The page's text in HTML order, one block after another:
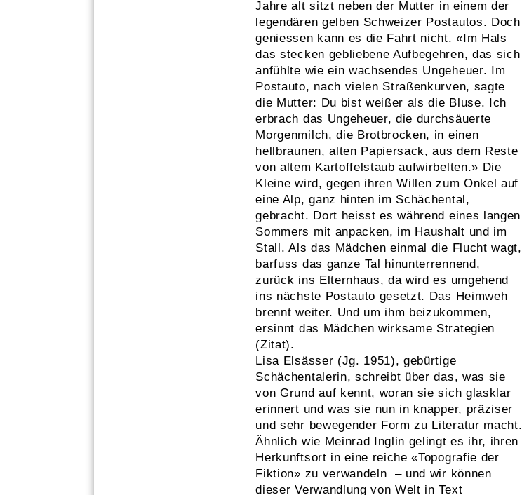
Jahre alt sitzt neben der Mutter in einem der
legendären gelben Schweizer Postautos. Doch
geniessen kann es die Fahrt nicht. «Im Hals
das stecken gebliebene Aufbegehren, das sich
anfühlte wie ein wachsendes Ungeheuer. Im
Postauto, nach vielen Straßenkurven, sagte
die Mutter: Du bist weißer als die Bluse. Ich
erbrach das Ungeheuer, die durchsäuerte
Morgenmilch, die Brotbrocken, in einen
hellbraunen, alten Papiersack, aus dem Reste
von altem Kartoffelstaub aufwirbelten.» Die
Kleine wird, gegen ihren Willen zum Onkel auf
eine Alp, ganz hinten im Schächental,
gebracht. Dort heisst es während eines langen
Sommers mit anpacken, im Haushalt und im
Stall. Als das Mädchen einmal die Flucht wagt,
barfuss das ganze Tal hinunterrennend,
zurück ins Elternhaus, da wird es umgehend
ins nächste Postauto gesetzt. Das Heimweh
brennt weiter. Und um ihm beizukommen,
ersinnt das Mädchen wirksame Strategien
(Zitat).
Lisa Elsässer (Jg. 1951), gebürtige
Schächentalerin, schreibt über das, was sie
von Grund auf kennt, woran sie sich glasklar
erinnert und was sie nun in knapper, präziser
und sehr bewegender Form zu Literatur macht.
Ähnlich wie Meinrad Inglin gelingt es ihr, ihren
Herkunftsort in eine reiche «Topografie der
Fiktion» zu verwandeln – und wir können
dieser Verwandlung von Welt in Text